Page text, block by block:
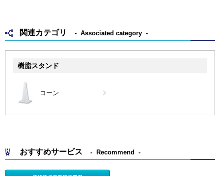
関連カテゴリ Associated category
樹脂スタンド
コーン
おすすめサービス Recommend